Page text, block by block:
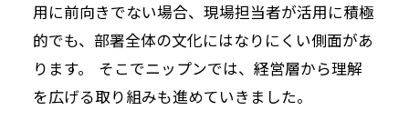
用に前向きでない場合、現場担当者が活用に積極
的でも、部署全体の文化にはなりにくい側面があ
ります。 そこでニップンでは、経営層から理解
を広げる取り組みも進めていきました。